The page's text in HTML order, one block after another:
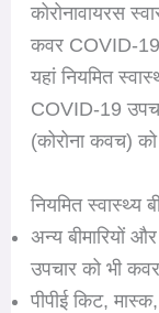
कोरोनावायरस
कवर COVID-
यहां नियमित
COVID-19
(कोरोना कवच)
नियमित स्वास्थ्य
अन्य बीमारियों
उपचार को भी
पीपीई किट,